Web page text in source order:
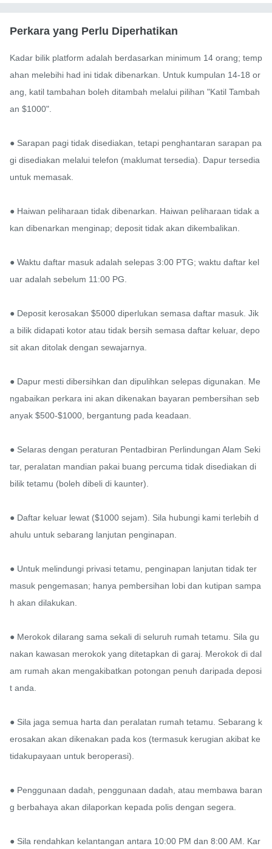
Perkara yang Perlu Diperhatikan
Kadar bilik platform adalah berdasarkan minimum 14 orang; temp
ahan melebihi had ini tidak dibenarkan. Untuk kumpulan 14-18 or
ang, katil tambahan boleh ditambah melalui pilihan "Katil Tambah
an $1000".
● Sarapan pagi tidak disediakan, tetapi penghantaran sarapan pa
gi disediakan melalui telefon (maklumat tersedia). Dapur tersedia
untuk memasak.
● Haiwan peliharaan tidak dibenarkan. Haiwan peliharaan tidak a
kan dibenarkan menginap; deposit tidak akan dikembalikan.
● Waktu daftar masuk adalah selepas 3:00 PTG; waktu daftar kel
uar adalah sebelum 11:00 PG.
● Deposit kerosakan $5000 diperlukan semasa daftar masuk. Jik
a bilik didapati kotor atau tidak bersih semasa daftar keluar, depo
sit akan ditolak dengan sewajarnya.
● Dapur mesti dibersihkan dan dipulihkan selepas digunakan. Me
ngabaikan perkara ini akan dikenakan bayaran pembersihan seb
anyak $500-$1000, bergantung pada keadaan.
● Selaras dengan peraturan Pentadbiran Perlindungan Alam Seki
tar, peralatan mandian pakai buang percuma tidak disediakan di
bilik tetamu (boleh dibeli di kaunter).
● Daftar keluar lewat ($1000 sejam). Sila hubungi kami terlebih d
ahulu untuk sebarang lanjutan penginapan.
● Untuk melindungi privasi tetamu, penginapan lanjutan tidak ter
masuk pengemasan; hanya pembersihan lobi dan kutipan sampa
h akan dilakukan.
● Merokok dilarang sama sekali di seluruh rumah tetamu. Sila gu
nakan kawasan merokok yang ditetapkan di garaj. Merokok di dal
am rumah akan mengakibatkan potongan penuh daripada deposi
t anda.
● Sila jaga semua harta dan peralatan rumah tetamu. Sebarang k
erosakan akan dikenakan pada kos (termasuk kerugian akibat ke
tidakupayaan untuk beroperasi).
● Penggunaan dadah, penggunaan dadah, atau membawa baran
g berbahaya akan dilaporkan kepada polis dengan segera.
● Sila rendahkan kelantangan antara 10:00 PM dan 8:00 AM. Kar